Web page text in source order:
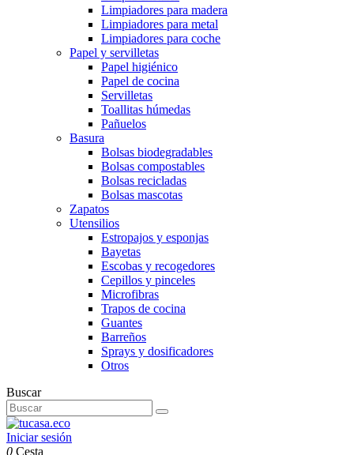
Limpiadores para madera
Limpiadores para metal
Limpiadores para coche
Papel y servilletas
Papel higiénico
Papel de cocina
Servilletas
Toallitas húmedas
Pañuelos
Basura
Bolsas biodegradables
Bolsas compostables
Bolsas recicladas
Bolsas mascotas
Zapatos
Utensilios
Estropajos y esponjas
Bayetas
Escobas y recogedores
Cepillos y pinceles
Microfibras
Trapos de cocina
Guantes
Barreños
Sprays y dosificadores
Otros
Buscar
Iniciar sesión
0 Cesta